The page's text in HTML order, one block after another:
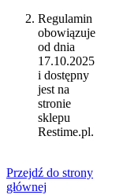
Regulamin
obowiązuje
od dnia
17.10.2025
i dostępny
jest na
stronie
sklepu
Restime.pl.
Przejdź do strony
głównej